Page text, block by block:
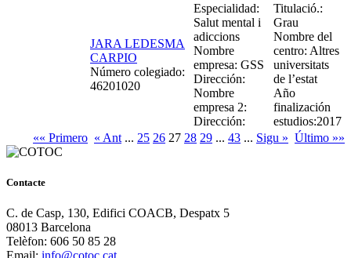
JARA LEDESMA
CARPIO
Número colegiado:
46201020
Especialidad:
Salut mental i
adiccions
Nombre
empresa: GSS
Dirección:
Nombre
empresa 2:
Dirección:
Titulació.:
Grau
Nombre del
centro: Altres
universitats
de l’estat
Año
finalización
estudios:2017
«« Primero « Ant ... 25 26 27 28 29 ... 43 ... Sigu » Último »»
Contacte
C. de Casp, 130, Edifici COACB, Despatx 5
08013 Barcelona
Telèfon: 606 50 85 28
Email: info@cotoc.cat